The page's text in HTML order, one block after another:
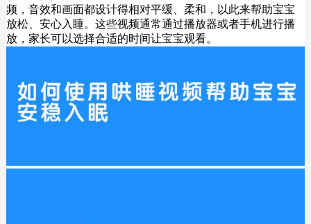
频，音效和画面都设计得相对平缓、柔和，以此来帮助宝宝
放松、安心入睡。这些视频通常通过播放器或者手机进行播
放，家长可以选择合适的时间让宝宝观看。